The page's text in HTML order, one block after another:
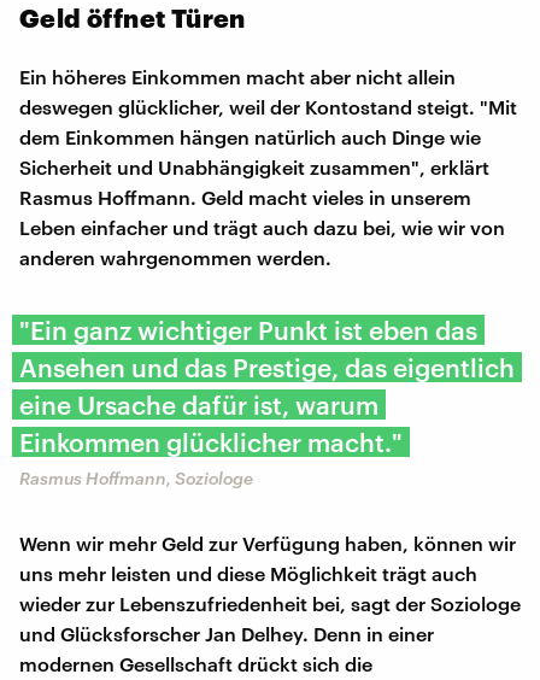
Geld öffnet Türen
Ein höheres Einkommen macht aber nicht allein
deswegen glücklicher, weil der Kontostand steigt. "Mit
dem Einkommen hängen natürlich auch Dinge wie
Sicherheit und Unabhängigkeit zusammen", erklärt
Rasmus Hoffmann. Geld macht vieles in unserem
Leben einfacher und trägt auch dazu bei, wie wir von
anderen wahrgenommen werden.
"Ein ganz wichtiger Punkt ist eben das
Ansehen und das Prestige, das eigentlich
eine Ursache dafür ist, warum
Einkommen glücklicher macht."
Rasmus Hoffmann, Soziologe
Wenn wir mehr Geld zur Verfügung haben, können wir
uns mehr leisten und diese Möglichkeit trägt auch
wieder zur Lebenszufriedenheit bei, sagt der Soziologe
und Glücksforscher Jan Delhey. Denn in einer
modernen Gesellschaft drückt sich die